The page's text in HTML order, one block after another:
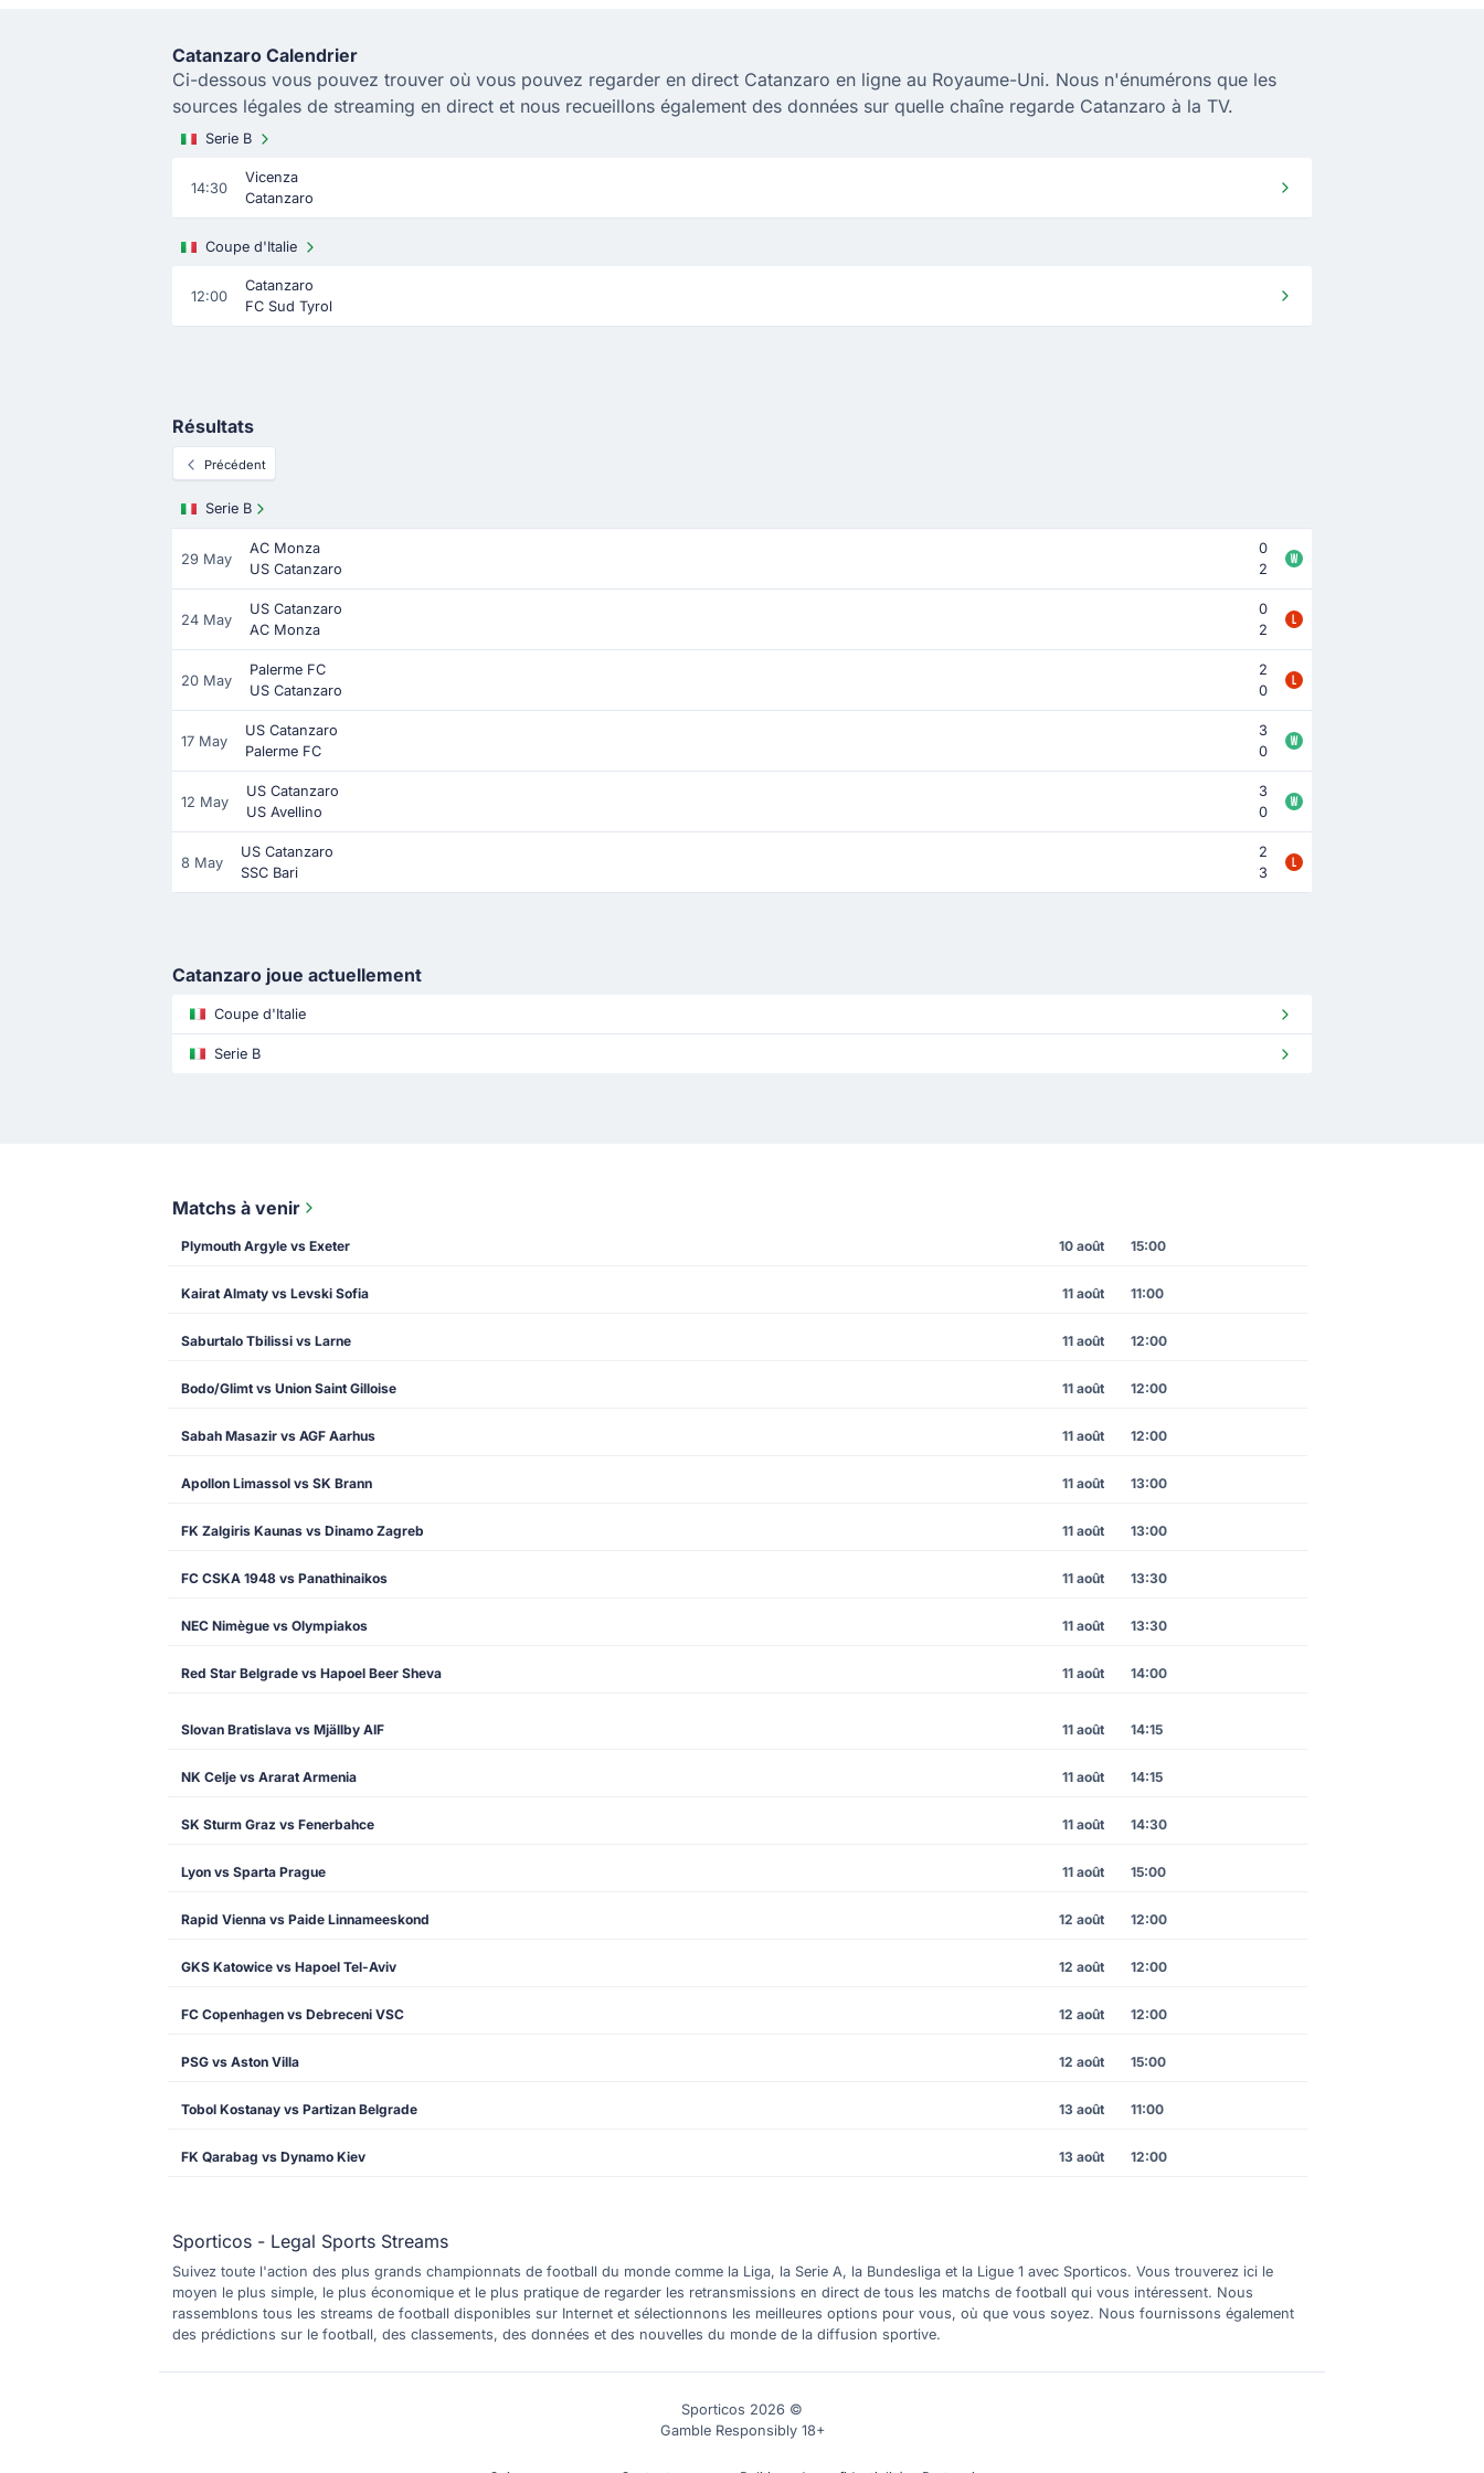
Catanzaro Calendrier
Ci-dessous vous pouvez trouver où vous pouvez regarder en direct Catanzaro en ligne au Royaume-Uni. Nous n'énumérons que les
sources légales de streaming en direct et nous recueillons également des données sur quelle chaîne regarde Catanzaro à la TV.
Serie B
14:30
Vicenza
Catanzaro
Coupe d'Italie
12:00
Catanzaro
FC Sud Tyrol
Résultats
Précédent
Serie B
29 May
AC Monza
0
US Catanzaro
2
24 May
US Catanzaro
0
AC Monza
2
20 May
Palerme FC
2
US Catanzaro
0
17 May
US Catanzaro
3
Palerme FC
0
12 May
US Catanzaro
3
US Avellino
0
8 May
US Catanzaro
2
SSC Bari
3
Catanzaro joue actuellement
Coupe d'Italie
Serie B
Matchs à venir
Plymouth Argyle vs Exeter 10 août 15:00
Kairat Almaty vs Levski Sofia 11 août 11:00
Saburtalo Tbilissi vs Larne 11 août 12:00
Bodo/Glimt vs Union Saint Gilloise 11 août 12:00
Sabah Masazir vs AGF Aarhus 11 août 12:00
Apollon Limassol vs SK Brann 11 août 13:00
FK Zalgiris Kaunas vs Dinamo Zagreb 11 août 13:00
FC CSKA 1948 vs Panathinaikos 11 août 13:30
NEC Nimègue vs Olympiakos 11 août 13:30
Red Star Belgrade vs Hapoel Beer Sheva 11 août 14:00
Slovan Bratislava vs Mjällby AIF 11 août 14:15
NK Celje vs Ararat Armenia 11 août 14:15
SK Sturm Graz vs Fenerbahce 11 août 14:30
Lyon vs Sparta Prague 11 août 15:00
Rapid Vienna vs Paide Linnameeskond 12 août 12:00
GKS Katowice vs Hapoel Tel-Aviv 12 août 12:00
FC Copenhagen vs Debreceni VSC 12 août 12:00
PSG vs Aston Villa 12 août 15:00
Tobol Kostanay vs Partizan Belgrade 13 août 11:00
FK Qarabag vs Dynamo Kiev 13 août 12:00
Sporticos - Legal Sports Streams
Suivez toute l'action des plus grands championnats de football du monde comme la Liga, la Serie A, la Bundesliga et la Ligue 1 avec Sporticos. Vous trouverez ici le
moyen le plus simple, le plus économique et le plus pratique de regarder les retransmissions en direct de tous les matchs de football qui vous intéressent. Nous
rassemblons tous les streams de football disponibles sur Internet et sélectionnons les meilleures options pour vous, où que vous soyez. Nous fournissons également
des prédictions sur le football, des classements, des données et des nouvelles du monde de la diffusion sportive.
Sporticos 2026 ©
Gamble Responsibly 18+